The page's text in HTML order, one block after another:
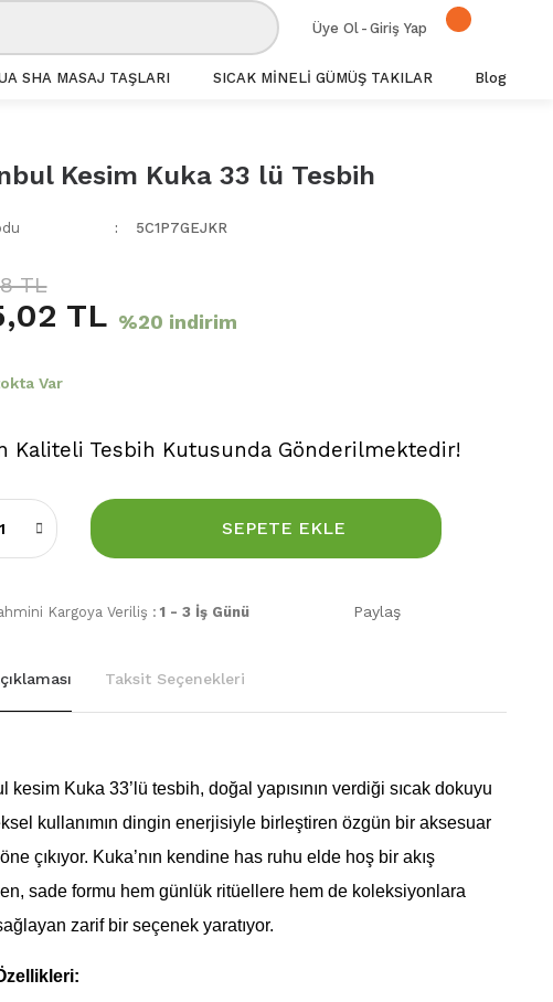
Üye Ol - Giriş Yap
SHA MASAJ TAŞLARI SICAK MİNELİ GÜMÜŞ TAKILAR Blog
Kesim Kuka 33 lü Tesbih
5C1P7GEJKR
TL
TL %20 indirim
Var
Kaliteli Tesbih Kutusunda Gönderilmektedir!
SEPETE EKLE
Kargoya Veriliş : 1 - 3 İş Günü Paylaş
Taksit Seçenekleri
kesim Kuka 33’lü tesbih, doğal yapısının verdiği sıcak dokuyu
kullanımın dingin enerjisiyle birleştiren özgün bir aksesuar
çıkıyor. Kuka’nın kendine has ruhu elde hoş bir akış
sade formu hem günlük ritüellere hem de koleksiyonlara
zarif bir seçenek yaratıyor.